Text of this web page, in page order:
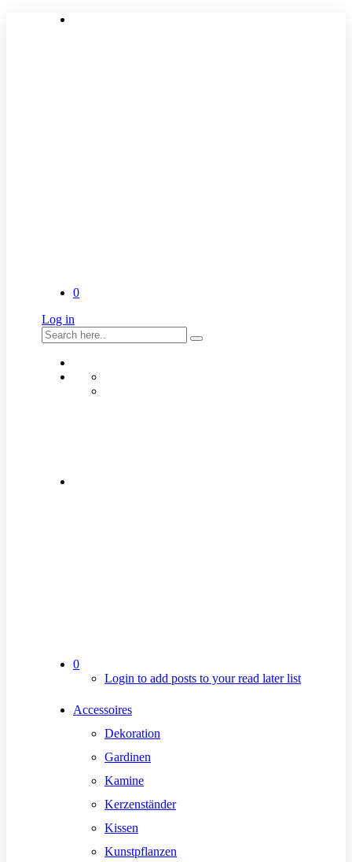
0
Log in
0
Login to add posts to your read later list
Accessoires
Dekoration
Gardinen
Kamine
Kerzenständer
Kissen
Kunstpflanzen